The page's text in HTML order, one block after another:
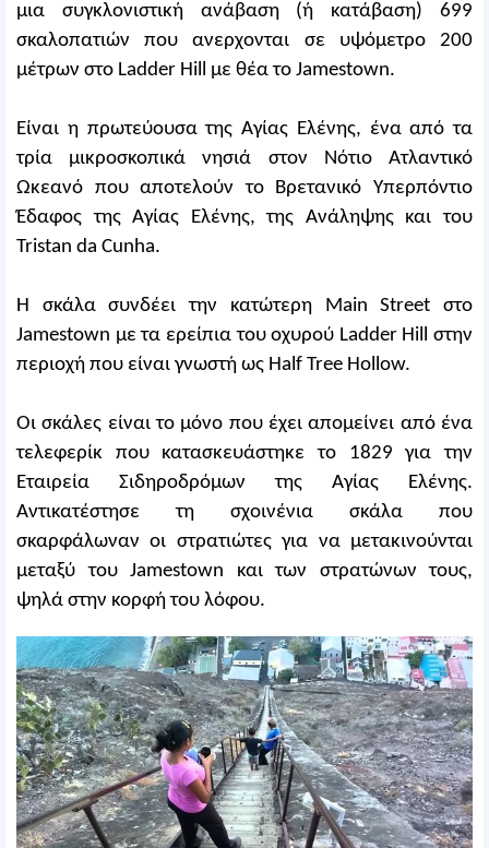
μια συγκλονιστική ανάβαση (ή κατάβαση) 699
σκαλοπατιών που ανερχονται σε υψόμετρο 200
μέτρων στο Ladder Hill με θέα το Jamestown.
Είναι η πρωτεύουσα της Αγίας Ελένης, ένα από τα
τρία μικροσκοπικά νησιά στον Νότιο Ατλαντικό
Ωκεανό που αποτελούν το Βρετανικό Υπερπόντιο
Έδαφος της Αγίας Ελένης, της Ανάληψης και του
Tristan da Cunha.
Η σκάλα συνδέει την κατώτερη Main Street στο
Jamestown με τα ερείπια του οχυρού Ladder Hill στην
περιοχή που είναι γνωστή ως Half Tree Hollow.
Οι σκάλες είναι το μόνο που έχει απομείνει από ένα
τελεφερίκ που κατασκευάστηκε το 1829 για την
Εταιρεία Σιδηροδρόμων της Αγίας Ελένης.
Αντικατέστησε τη σχοινένια σκάλα που
σκαρφάλωναν οι στρατιώτες για να μετακινούνται
μεταξύ του Jamestown και των στρατώνων τους,
ψηλά στην κορφή του λόφου.